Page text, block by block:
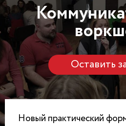
Оставить
Новый практический